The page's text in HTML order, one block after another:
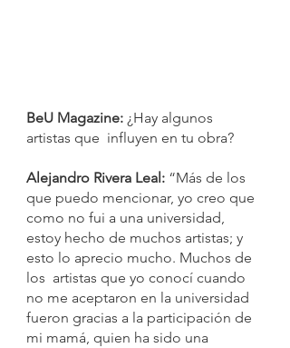
BeU Magazine: ¿Hay algunos
artistas que  influyen en tu obra?
Alejandro Rivera Leal: “Más de los
que puedo mencionar, yo creo que
como no fui a una universidad,
estoy hecho de muchos artistas; y
esto lo aprecio mucho. Muchos de
los  artistas que yo conocí cuando
no me aceptaron en la universidad
fueron gracias a la participación de
mi mamá, quien ha sido una